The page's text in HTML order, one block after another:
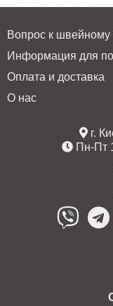
Вопрос к швейному
Информация для
Оплата и доставка
О нас
г.
Пн-Пт